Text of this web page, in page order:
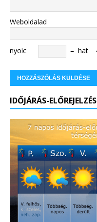
Weboldalad
nyolc − = hat
IDŐJÁRÁS-ELŐREJELZÉS